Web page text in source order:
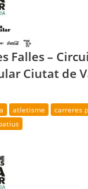
Falles –
Ciutat de
atletisme carreres